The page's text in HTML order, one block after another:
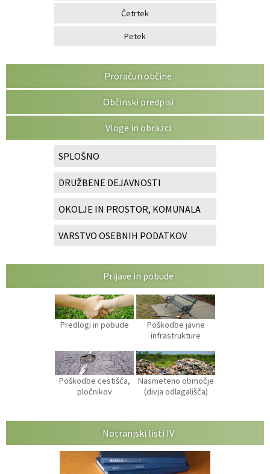
Četrtek
Petek
Proračun občine
Občinski predpisi
Vloge in obrazci
SPLOŠNO
DRUŽBENE DEJAVNOSTI
OKOLJE IN PROSTOR, KOMUNALA
VARSTVO OSEBNIH PODATKOV
Prijave in pobude
Predlogi in pobude
Poškodbe javne
infrastrukture
Poškodbe cestišča,
pločnikov
Nasmeteno območje
(divja odlagališča)
Notranjski listi IV